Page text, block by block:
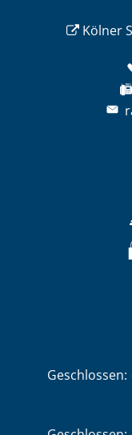
Kölner
Klicken, um
Geschlossen: